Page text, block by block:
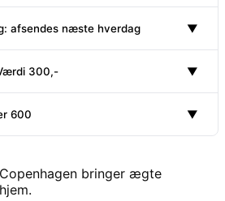
afsendes næste hverdag ▼
300,- ▼
600 ▼
bringer ægte